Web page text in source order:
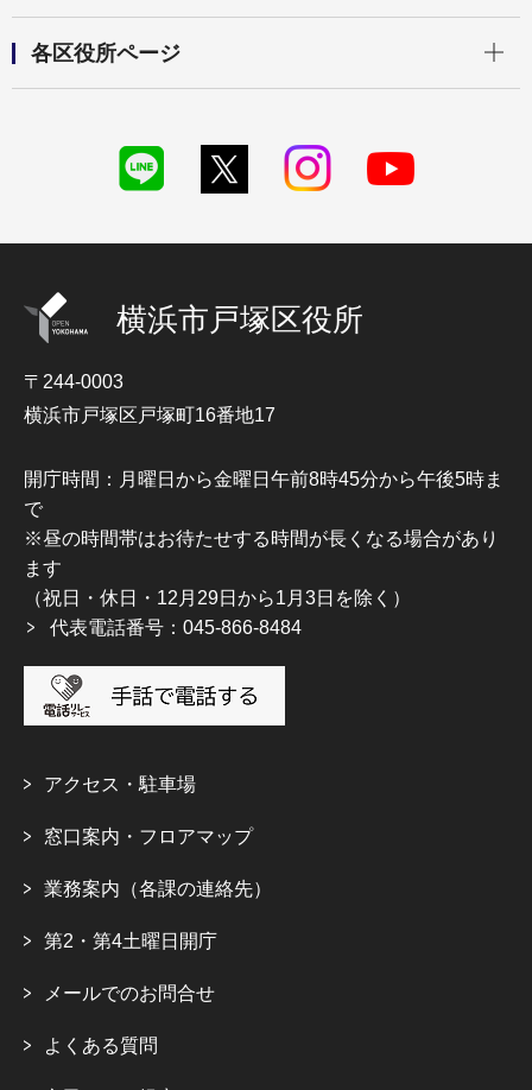
各区役所ページ
横浜市戸塚区役所
〒244-0003
横浜市戸塚区戸塚町16番地17
開庁時間：月曜日から金曜日午前8時45分から午後5時ま
で
※昼の時間帯はお待たせする時間が長くなる場合があり
ます
（祝日・休日・12月29日から1月3日を除く）
代表電話番号：045-866-8484
アクセス・駐車場
窓口案内・フロアマップ
業務案内（各課の連絡先）
第2・第4土曜日開庁
メールでのお問合せ
よくある質問